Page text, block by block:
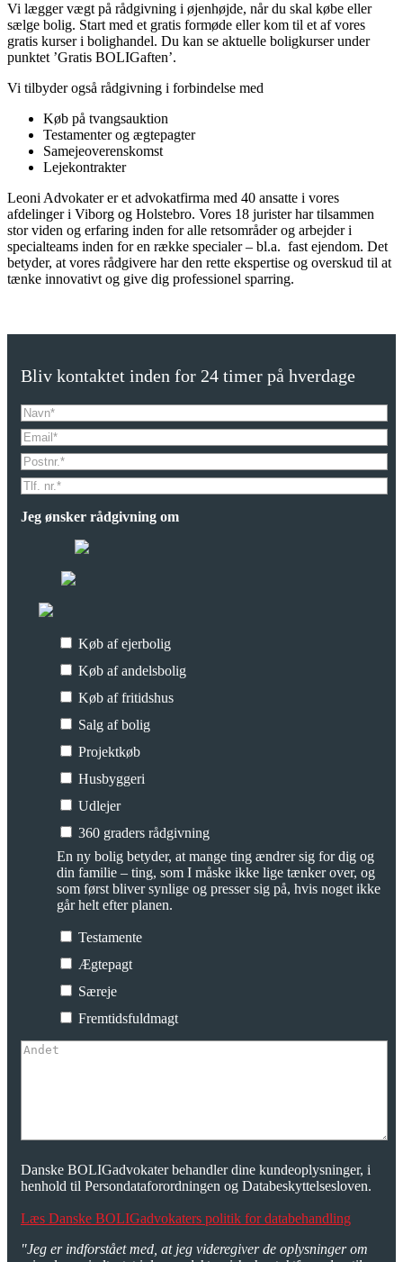
Vi lægger vægt på rådgivning i øjenhøjde, når du skal købe eller
sælge bolig. Start med et gratis formøde eller kom til et af vores
gratis kurser i bolighandel. Du kan se aktuelle boligkurser under
punktet ’Gratis BOLIGaften’.
Vi tilbyder også rådgivning i forbindelse med
Køb på tvangsauktion
Testamenter og ægtepagter
Samejeoverenskomst
Lejekontrakter
Leoni Advokater er et advokatfirma med 40 ansatte i vores
afdelinger i Viborg og Holstebro. Vores 18 jurister har tilsammen
stor viden og erfaring inden for alle retsområder og arbejder i
specialteams inden for en række specialer – bl.a. fast ejendom. Det
betyder, at vores rådgivere har den rette ekspertise og overskud til at
tænke innovativt og give dig professionel sparring.
Bliv kontaktet inden for 24 timer på hverdage
Jeg ønsker rådgivning om
Køb af ejerbolig
Køb af andelsbolig
Køb af fritidshus
Salg af bolig
Projektkøb
Husbyggeri
Udlejer
360 graders rådgivning
En ny bolig betyder, at mange ting ændrer sig for dig og
din familie – ting, som I måske ikke lige tænker over, og
som først bliver synlige og presser sig på, hvis noget ikke
går helt efter planen.
Testamente
Ægtepagt
Særeje
Fremtidsfuldmagt
Danske BOLIGadvokater behandler dine kundeoplysninger, i
henhold til Persondataforordningen og Databeskyttelsesloven.
Læs Danske BOLIGadvokaters politik for databehandling
"Jeg er indforstået med, at jeg videregiver de oplysninger om